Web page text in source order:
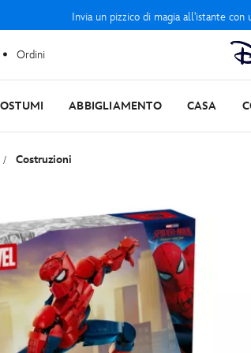
Invia un pizzico di magia all'istante
Ordini
ABBIGLIAMENTO CASA
Costruzioni